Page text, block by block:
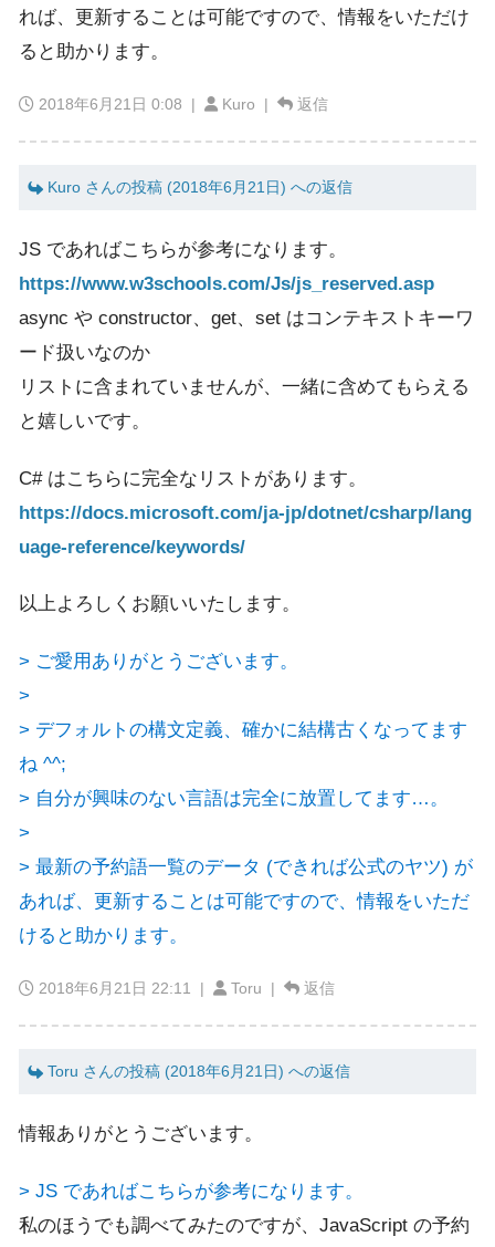
れば、更新することは可能ですので、情報をいただけ
ると助かります。
2018年6月21日 0:08 | Kuro | 返信
Kuro さんの投稿 (2018年6月21日) への返信
JS であればこちらが参考になります。
https://www.w3schools.com/Js/js_reserved.asp
async や constructor、get、set はコンテキストキーワ
ード扱いなのか
リストに含まれていませんが、一緒に含めてもらえる
と嬉しいです。
C# はこちらに完全なリストがあります。
https://docs.microsoft.com/ja-jp/dotnet/csharp/lang
uage-reference/keywords/
以上よろしくお願いいたします。
> ご愛用ありがとうございます。
>
> デフォルトの構文定義、確かに結構古くなってます
ね ^^;
> 自分が興味のない言語は完全に放置してます…。
>
> 最新の予約語一覧のデータ (できれば公式のヤツ) が
あれば、更新することは可能ですので、情報をいただ
けると助かります。
2018年6月21日 22:11 | Toru | 返信
Toru さんの投稿 (2018年6月21日) への返信
情報ありがとうございます。
> JS であればこちらが参考になります。
私のほうでも調べてみたのですが、JavaScript の予約